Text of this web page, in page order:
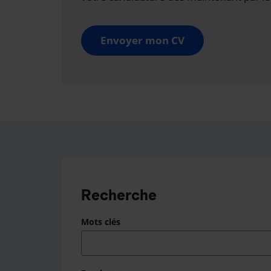
Envoyer mon CV
Recherche
Mots clés